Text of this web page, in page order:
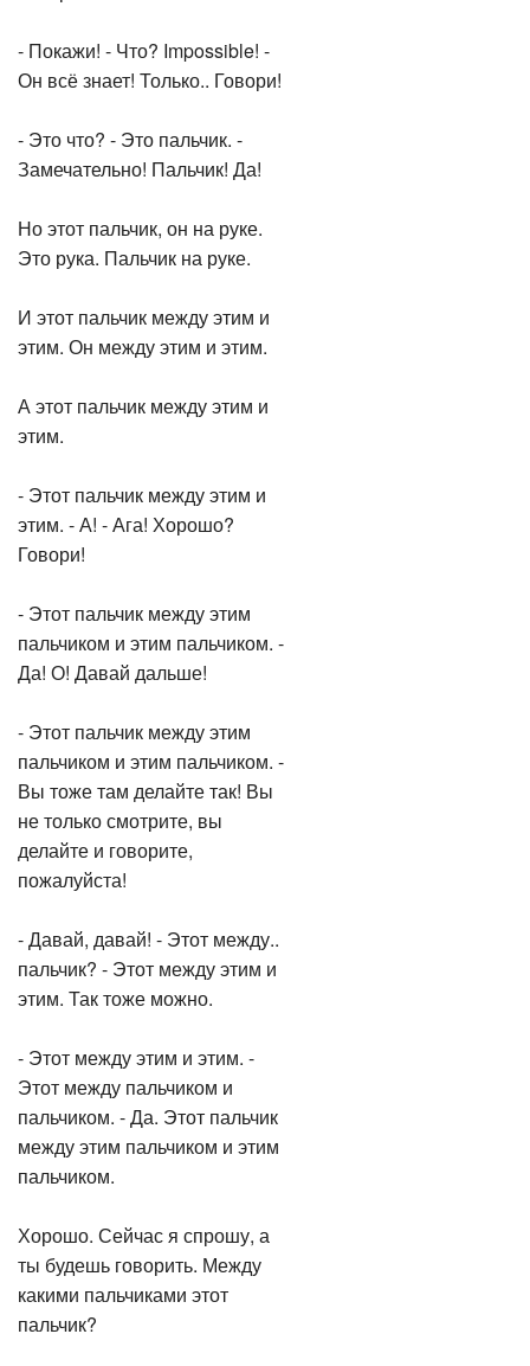
- Покажи! - Что? Impossible! -
Он всё знает! Только.. Говори!
- Это что? - Это пальчик. -
Замечательно! Пальчик! Да!
Но этот пальчик, он на руке.
Это рука. Пальчик на руке.
И этот пальчик между этим и
этим. Он между этим и этим.
А этот пальчик между этим и
этим.
- Этот пальчик между этим и
этим. - А! - Ага! Хорошо?
Говори!
- Этот пальчик между этим
пальчиком и этим пальчиком. -
Да! О! Давай дальше!
- Этот пальчик между этим
пальчиком и этим пальчиком. -
Вы тоже там делайте так! Вы
не только смотрите, вы
делайте и говорите,
пожалуйста!
- Давай, давай! - Этот между..
пальчик? - Этот между этим и
этим. Так тоже можно.
- Этот между этим и этим. -
Этот между пальчиком и
пальчиком. - Да. Этот пальчик
между этим пальчиком и этим
пальчиком.
Хорошо. Сейчас я спрошу, а
ты будешь говорить. Между
какими пальчиками этот
пальчик?